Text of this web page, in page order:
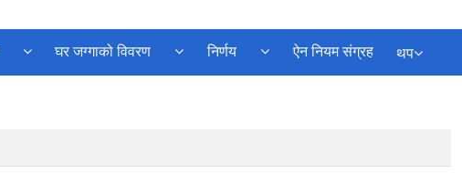
घर जग्गाको विवरण निर्णय ऐन नियम संग्रह थप